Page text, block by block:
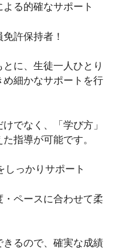
る的確なサポート
許保持者！
に、生徒一人ひとり
細かなサポートを行
でなく、「学び方」
指導が可能です。
しっかりサポート
ペースに合わせて柔
るので、確実な成績